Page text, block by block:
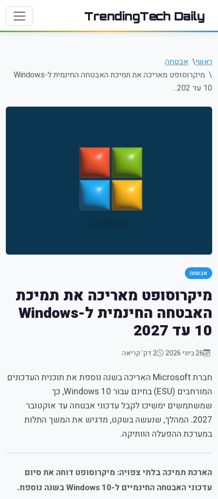
TrendingTech Daily
ראשי
אבטחה
מיקרוסופט מאריכה את תמיכת האבטחה החינמית ל-Windows
10 עד 202...
אבטחה
מיקרוסופט מאריכה את תמיכת
האבטחה החינמית ל-Windows
10 עד 2027
26 ביוני 2026 2 דק' קריאה
חברת Microsoft האריכה בשנה נוספת את תוכנית העדכונים
המורחבים (ESU) בחינם עבור Windows 10, כך
שמשתמשים ימשיכו לקבל עדכוני אבטחה עד אוקטובר
2027. המהלך, שנעשה בשקט, מדגיש את המשך התלות
במערכת ההפעלה הוותיקה.
הארכת תמיכה בלתי צפויה: מיקרוסופט דוחה את סיום
עדכוני האבטחה החינמיים ל-Windows 10 בשנה נוספת.